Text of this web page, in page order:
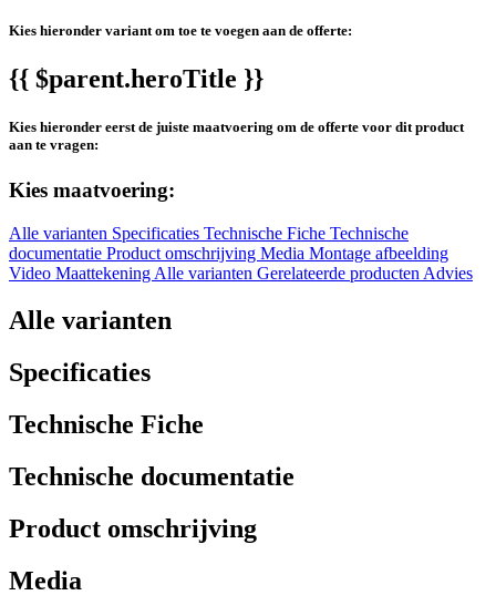
Kies hieronder variant om toe te voegen aan de offerte:
{{ $parent.heroTitle }}
Kies hieronder eerst de juiste maatvoering om de offerte voor dit product
aan te vragen:
Kies maatvoering:
Alle varianten Specificaties Technische Fiche Technische
documentatie Product omschrijving Media Montage afbeelding
Video Maattekening Alle varianten Gerelateerde producten Advies
Alle varianten
Specificaties
Technische Fiche
Technische documentatie
Product omschrijving
Media